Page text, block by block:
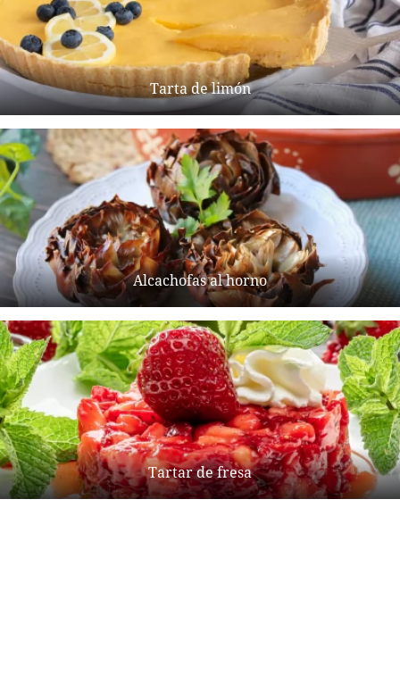
Tarta de limón
Alcachofas al horno
Tartar de fresa